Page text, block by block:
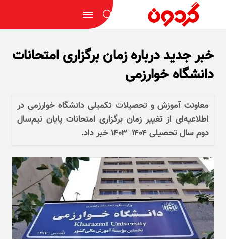
خبر جدید درباره زمان برگزاری امتحانات
دانشگاه خوارزمی
معاونت آموزش و تحصیلات تکمیلی دانشگاه خوارزمی در
اطلاعیه‌ای از تغییر زمان برگزاری امتحانات پایان نیم‌سال
دوم سال تحصیلی ۱۴۰۴–۱۴۰۳ خبر داد.